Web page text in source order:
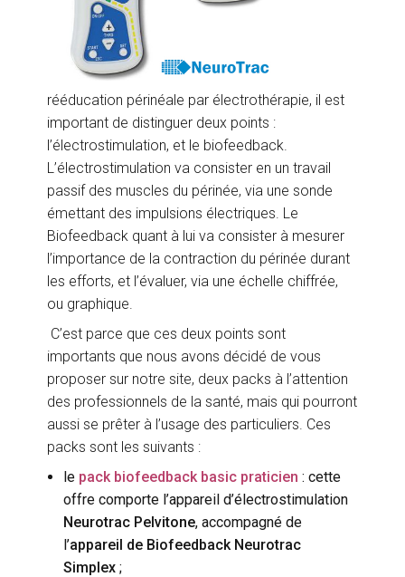
rééducation périnéale par électrothérapie, il est
important de distinguer deux points :
l’électrostimulation, et le biofeedback.
L’électrostimulation va consister en un travail
passif des muscles du périnée, via une sonde
émettant des impulsions électriques. Le
Biofeedback quant à lui va consister à mesurer
l’importance de la contraction du périnée durant
les efforts, et l’évaluer, via une échelle chiffrée,
ou graphique.
C’est parce que ces deux points sont
importants que nous avons décidé de vous
proposer sur notre site, deux packs à l’attention
des professionnels de la santé, mais qui pourront
aussi se prêter à l’usage des particuliers. Ces
packs sont les suivants :
le pack biofeedback basic praticien : cette
offre comporte l’appareil d’électrostimulation
Neurotrac Pelvitone, accompagné de
l’appareil de Biofeedback Neurotrac
Simplex ;